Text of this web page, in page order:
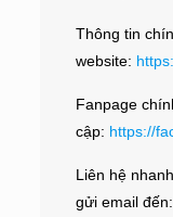
Thông tin
website:
Fanpage
cập: https://
Liên hệ
gửi email đến: